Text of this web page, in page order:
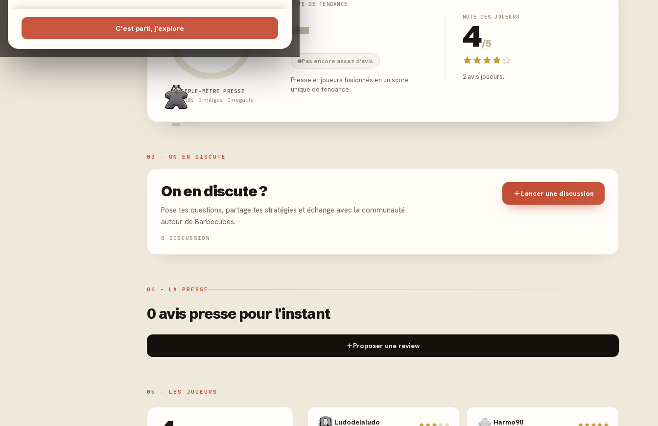
C'est parti, j'explore
-
MEEPLE-MÈTRE PRESSE
0 positifs · 0 mitigés · 0 négatifs
NOTE DE TENDANCE
-
Pas encore assez d'avis
Presse et joueurs fusionnés en un score
unique de tendance.
NOTE DES JOUEURS
4/5
2 avis joueurs.
03 - ON EN DISCUTE
On en discute ?
Pose tes questions, partage tes stratégies et échange avec la communauté
autour de Barbecubes.
0 DISCUSSION
Lancer une discussion
04 - LA PRESSE
0 avis presse pour l'instant
Proposer une review
05 - LES JOUEURS
Ludodelaludo Harmo90